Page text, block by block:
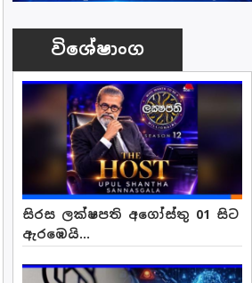
විශේෂාංග
සිරස ලක්ෂපති අගෝස්තු 01 සිට
ඇරඹෙයි...